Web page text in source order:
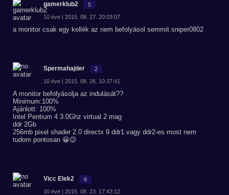
gamerklub2 5
10 éve | 2015. 08. 27. 20:03:07
a monitor csak egy kellék az nem befolyásol semmit sniper0802
Spermahajder 2
10 éve | 2015. 08. 26. 10:37:41
A monitor befolyásolja az indulását??
Minimum:100%
Ajánlott: 100%
Intel Pentium 4 3.0Ghz virtual 2 mag
ddr 2Gb
256mb pixel shader 2.0 directx 9 ddr1 vagy ddr2-es most nem
tudom pontosan 😀😉
Vicc Elek2 6
10 éve | 2015. 08. 23. 17:43:12